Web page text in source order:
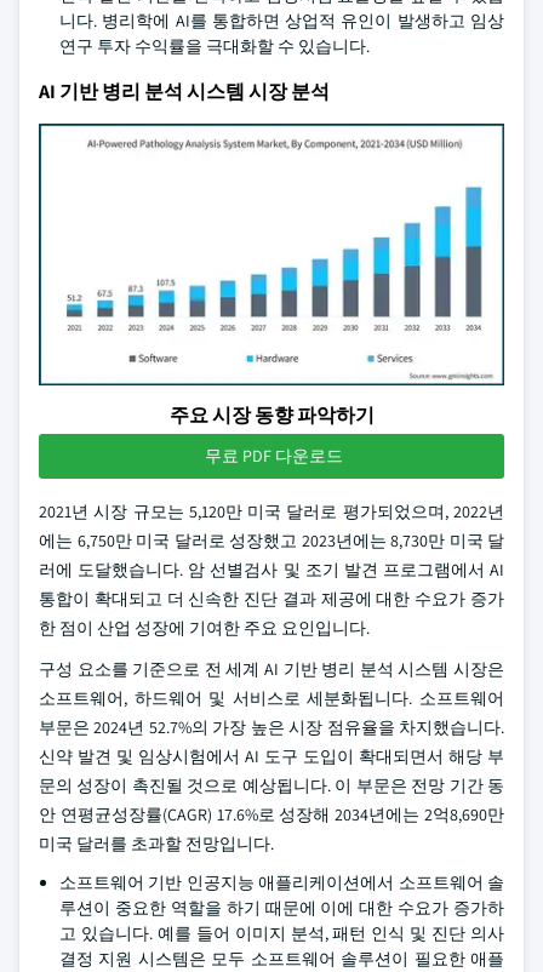
니다. 병리학에 AI를 통합하면 상업적 유인이 발생하고 임상
연구 투자 수익률을 극대화할 수 있습니다.
AI 기반 병리 분석 시스템 시장 분석
주요 시장 동향 파악하기
무료 PDF 다운로드
2021년 시장 규모는 5,120만 미국 달러로 평가되었으며, 2022년
에는 6,750만 미국 달러로 성장했고 2023년에는 8,730만 미국 달
러에 도달했습니다. 암 선별검사 및 조기 발견 프로그램에서 AI
통합이 확대되고 더 신속한 진단 결과 제공에 대한 수요가 증가
한 점이 산업 성장에 기여한 주요 요인입니다.
구성 요소를 기준으로 전 세계 AI 기반 병리 분석 시스템 시장은
소프트웨어, 하드웨어 및 서비스로 세분화됩니다. 소프트웨어
부문은 2024년 52.7%의 가장 높은 시장 점유율을 차지했습니다.
신약 발견 및 임상시험에서 AI 도구 도입이 확대되면서 해당 부
문의 성장이 촉진될 것으로 예상됩니다. 이 부문은 전망 기간 동
안 연평균성장률(CAGR) 17.6%로 성장해 2034년에는 2억8,690만
미국 달러를 초과할 전망입니다.
소프트웨어 기반 인공지능 애플리케이션에서 소프트웨어 솔
루션이 중요한 역할을 하기 때문에 이에 대한 수요가 증가하
고 있습니다. 예를 들어 이미지 분석, 패턴 인식 및 진단 의사
결정 지원 시스템은 모두 소프트웨어 솔루션이 필요한 애플